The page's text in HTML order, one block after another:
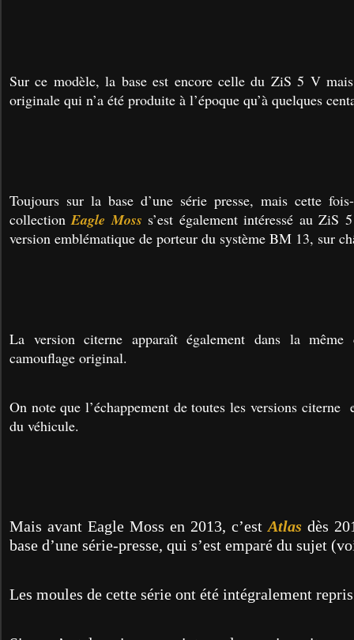
Sur ce modèle, la base est encore celle du ZiS 5 V
originale qui n’a été produite à l’époque qu’à quelques
Toujours sur la base d’une série presse, mais cette
collectionEagle Moss s’est également intéressé au ZiS
version emblématique de porteur du système BM 13, sur
La version citerne apparaît également dans la même
camouflage original.
On note que l’échappement de toutes les versions citerne
du véhicule.
Mais avant Eagle Moss en 2013, c’est Atlas dès
base d’une série-presse, qui s’est emparé du sujet
Les moules de cette série ont été intégralement